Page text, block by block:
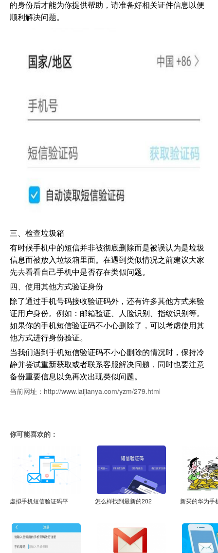
的身份后才能为你提供帮助，请准备好相关证件信息以便
顺利解决问题。
三、检查垃圾箱
有时候手机中的短信并非被彻底删除而是被误认为是垃圾
信息而被放入垃圾箱里面。在遇到类似情况之前建议大家
先去看看自己手机中是否存在类似问题。
四、使用其他方式验证身份
除了通过手机号码接收验证码外，还有许多其他方式来验
证用户身份。例如：邮箱验证、人脸识别、指纹识别等。
如果你的手机短信验证码不小心删除了，可以考虑使用其
他方式进行身份验证。
当我们遇到手机短信验证码不小心删除的情况时，保持冷
静并尝试重新获取或者联系客服解决问题，同时也要注意
备份重要信息以免再次出现类似问题。
当前网址：http://www.laijianya.com/yzm/279.html
你可能喜欢的：
虚拟手机短信验证码平 怎么样找到最新的202 新买的华为手